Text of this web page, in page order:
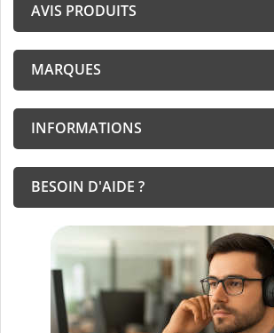
AVIS PRODUITS
MARQUES
INFORMATIONS
BESOIN D'AIDE ?